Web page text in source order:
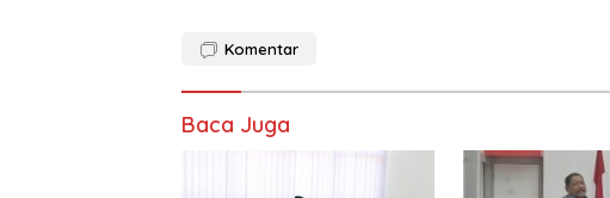
Komentar
Baca Juga